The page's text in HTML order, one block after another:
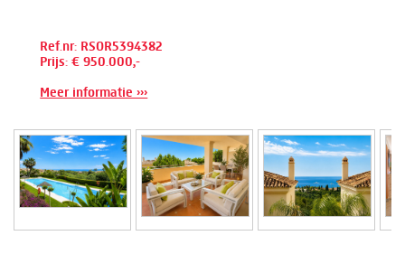
Ref.nr: RSOR5394382
Prijs: € 950.000,-
Meer informatie ›››